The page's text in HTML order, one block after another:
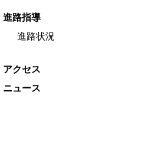
進路指導
進路状況
アクセス
ニュース